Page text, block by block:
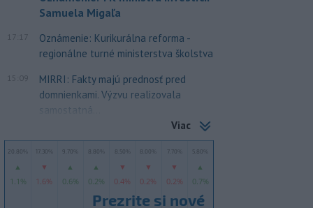
Samuela Migaľa
17:17
Oznámenie: Kurikurálna reforma -
regionálne turné ministerstva školstva
15:09
MIRRI: Fakty majú prednosť pred
domnienkami. Výzvu realizovala
samostatná...
Viac